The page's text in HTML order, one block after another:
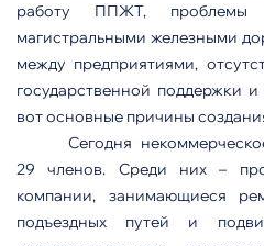
работу ППЖТ, проблемы
магистральными железными
между предприятиями,
государственной поддержки
вот основные причины
Сегодня
29 членов. Среди них –
компании, занимающиеся
подъездных путей и